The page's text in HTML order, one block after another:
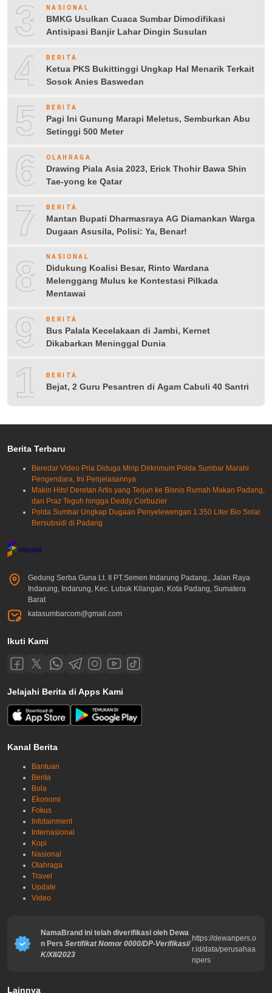
3 NASIONAL
BMKG Usulkan Cuaca Sumbar Dimodifikasi
Antisipasi Banjir Lahar Dingin Susulan
4 BERITA
Ketua PKS Bukittinggi Ungkap Hal Menarik Terkait
Sosok Anies Baswedan
5 BERITA
Pagi Ini Gunung Marapi Meletus, Semburkan Abu
Setinggi 500 Meter
6 OLAHRAGA
Drawing Piala Asia 2023, Erick Thohir Bawa Shin
Tae-yong ke Qatar
7 BERITA
Mantan Bupati Dharmasraya AG Diamankan Warga
Dugaan Asusila, Polisi: Ya, Benar!
8 NASIONAL
Didukung Koalisi Besar, Rinto Wardana
Melenggang Mulus ke Kontestasi Pilkada
Mentawai
9 BERITA
Bus Palala Kecelakaan di Jambi, Kernet
Dikabarkan Meninggal Dunia
10BERITA
Bejat, 2 Guru Pesantren di Agam Cabuli 40 Santri
Berita Terbaru
Beredar Video Pria Diduga Mirip Dirkrimum Polda Sumbar Marahi
Pengendara, Ini Penjelasannya
Makin Hits! Deretan Artis yang Terjun ke Bisnis Rumah Makan Padang,
dari Praz Teguh hingga Deddy Corbuzier
Polda Sumbar Ungkap Dugaan Penyelewengan 1.350 Liter Bio Solar
Bersubsidi di Padang
Gedung Serba Guna Lt. II PT.Semen Indarung Padang,, Jalan Raya
Indarung, Indarung, Kec. Lubuk Kilangan, Kota Padang, Sumatera
Barat
katasumbarcom@gmail.com
Ikuti Kami
Jelajahi Berita di Apps Kami
Kanal Berita
Bantuan
Berita
Bola
Ekonomi
Fokus
Infotainment
Internasional
Kopi
Nasional
Olahraga
Travel
Update
Video
NamaBrand ini telah diverifikasi oleh Dewa
n Pers Sertifikat Nomor 0000/DP-Verifikasi/
K/XII/2023
https://dewanpers.o
r.id/data/perusahaa
npers
Lainnya